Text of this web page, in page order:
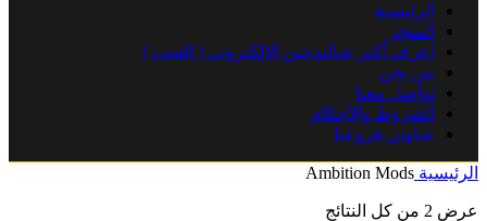
الرئيسية
المتجر
اعرف أكثر عنالتدخين الإلكتروني ( الفيب )
من نحن
تواصل معنا
الشروط والأحكام
عناوين فروعنا
الرئيسية Ambition Mods
عرض ⁦2⁩ من كل النتائج